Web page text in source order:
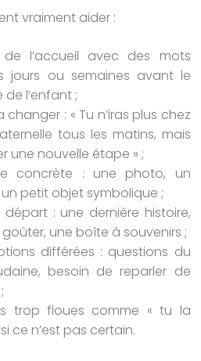
vraiment aider :
l’accueil avec des mots
jours ou semaines avant le
l’enfant ;
: « Tu n’iras plus chez
tous les matins, mais
une nouvelle étape » ;
concrète : une photo, un
petit objet symbolique ;
: une dernière histoire,
une boîte à souvenirs ;
différées : questions du
besoin de reparler de
trop floues comme « tu la
ce n’est pas certain.